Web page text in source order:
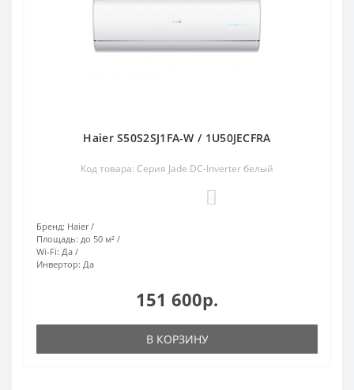
Haier S50S2SJ1FA-W / 1U50JECFRA
Код товара: Серия Jade DC-Inverter белый
Бренд: Haier
Площадь: до 50 м²
Wi-Fi: Да
Инвертор: Да
151 600р.
В КОРЗИНУ